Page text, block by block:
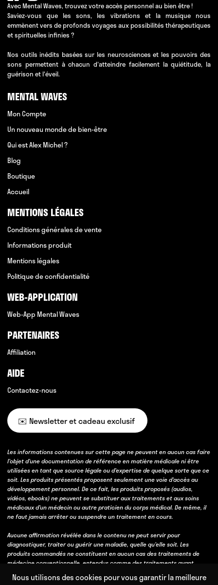
Nous utilisons des cookies pour vous garantir la meilleure
Avec Mental Waves, trouvez votre accès personnel au bien être !
Saviez-vous que les sons, les vibrations et la musique nous
emmènent vers de profonds voyages aux possibilités thérapeutiques
et spirituelles infinies ?
Nos outils inédits basées sur les neurosciences et les pouvoirs des
sons permettent à chacun d'atteindre facilement la quiétitude, la
guérison et l'éveil.
MENTAL WAVES
Mon Compte
Un nouveau monde de bien-être
Qui est Alex Michel ?
Blog
Boutique
Accueil
MENTIONS LÉGALES
Conditions générales de vente
Informations produit
Mentions légales
Politique de confidentialité
WEB-APPLICATION
Web-App Mental Waves
PARTENAIRES
Affiliation
AIDE
Contactez-nous
✉️ Newsletter et cadeau exclusif
Les informations contenues sur cette page ne peuvent en aucun cas faire
l’objet d’une documentation de référence en matière médicale ni être
utilisées en tant que source légale ou d’expertise de quelque sorte que ce
soit. Les produits présentés proposent seulement une voie d’accès au
développement personnel. De ce fait, les produits proposés (audios,
vidéos, ebooks) ne peuvent se substituer aux traitements et aux soins
médicaux d’un médecin ou autre praticien du corps médical. De même, il
ne faut jamais arrêter ou suspendre un traitement en cours.
Aucune affirmation révélée dans le contenu ne peut servir pour
diagnostiquer, traiter ou guérir une maladie, quelle qu’elle soit. Les
produits commandés ne constituent en aucun cas des traitements de
médecine conventionnelle, entendus comme des traitements ayant
qu’ils bénéficient d’un consensus professionnel fort obtenu avec l’accord